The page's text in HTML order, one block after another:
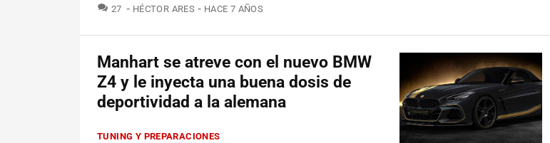
27 COMENTARIOS
HÉCTOR ARES HACE 7 AÑOS
Manhart se atreve con el nuevo BMW
Z4 y le inyecta una buena dosis de
deportividad a la alemana
TUNING Y PREPARACIONES